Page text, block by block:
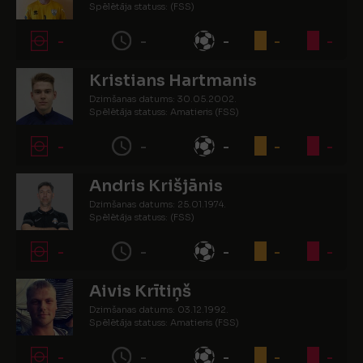
Spēlētāja statuss: (FSS)
- - - - -
Kristians Hartmanis
Dzimšanas datums: 30.05.2002.
Spēlētāja statuss: Amatieris (FSS)
- - - - -
Andris Krišjānis
Dzimšanas datums: 25.01.1974.
Spēlētāja statuss: (FSS)
- - - - -
Aivis Krītiņš
Dzimšanas datums: 03.12.1992.
Spēlētāja statuss: Amatieris (FSS)
- - - - -